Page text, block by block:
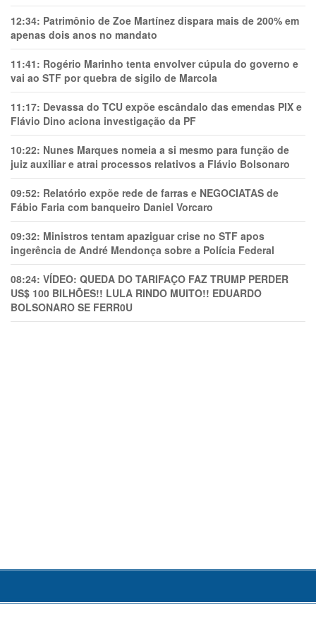
12:34: Patrimônio de Zoe Martínez dispara mais de 200% em
apenas dois anos no mandato
11:41: Rogério Marinho tenta envolver cúpula do governo e
vai ao STF por quebra de sigilo de Marcola
11:17: Devassa do TCU expõe escândalo das emendas PIX e
Flávio Dino aciona investigação da PF
10:22: Nunes Marques nomeia a si mesmo para função de
juiz auxiliar e atrai processos relativos a Flávio Bolsonaro
09:52: Relatório expõe rede de farras e NEGOCIATAS de
Fábio Faria com banqueiro Daniel Vorcaro
09:32: Ministros tentam apaziguar crise no STF apos
ingerência de André Mendonça sobre a Polícia Federal
08:24: VÍDEO: QUEDA DO TARIFAÇO FAZ TRUMP PERDER
US$ 100 BILHÕES!! LULA RINDO MUITO!! EDUARDO
BOLSONARO SE FERR0U